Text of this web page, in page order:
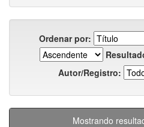
Ordenar por:
Autor/Registro:
Mostrando